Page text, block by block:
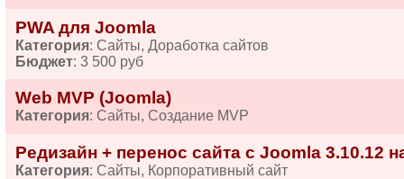
PWA для Joomla
Категория: Сайты, Доработка сайтов
Бюджет: 3 500 руб
Web MVP (Joomla)
Категория: Сайты, Создание MVP
Редизайн + перенос сайта с Joomla 3.10.12
Категория: Сайты, Корпоративный сайт